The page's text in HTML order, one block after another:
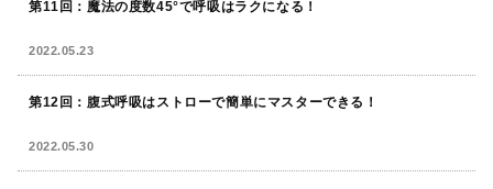
第11回：魔法の度数45°で呼吸はラクになる！
2022.05.23
第12回：腹式呼吸はストローで簡単にマスターできる！
2022.05.30